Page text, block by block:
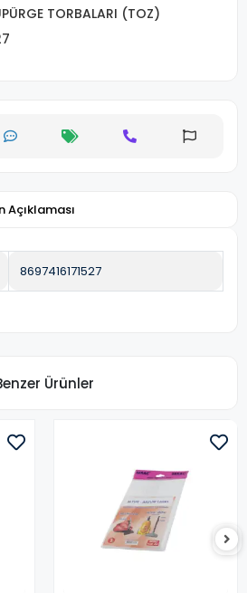
TORBALARI (TOZ)
Açıklaması
8697416171527
Ürünler